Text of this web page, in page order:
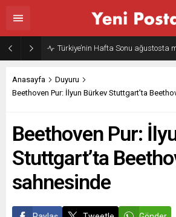
Gazze’nin geleceği: Teknokratik
Anasayfa
Duyuru
Beethoven Pur: İlyun Bürkev Stuttgart’ta
Beethoven Pur:
Stuttgart’ta
sahnesinde